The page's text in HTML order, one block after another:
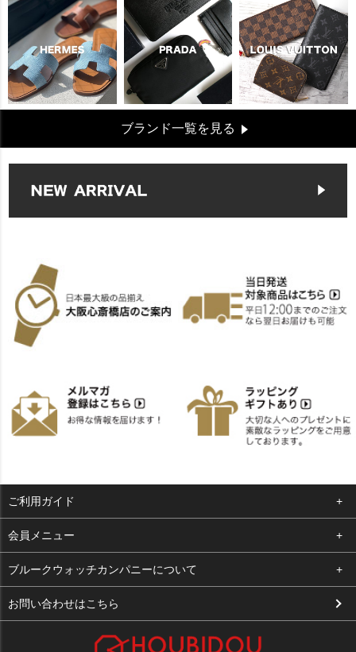
ブランド一覧を見る
ご利用ガイド
よくある質問
支払い・送料
お客様の声
会員メニュー
ログイン
お気に入り
ブルークウォッチカンパニーについて
会社概要
お問い合わせはこちら